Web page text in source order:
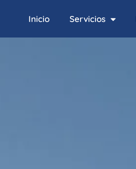
Inicio Servicios